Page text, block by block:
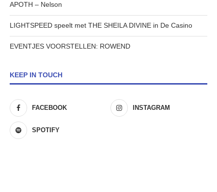
APOTH – Nelson
LIGHTSPEED speelt met THE SHEILA DIVINE in De Casino
EVENTJES VOORSTELLEN: ROWEND
KEEP IN TOUCH
FACEBOOK INSTAGRAM
SPOTIFY